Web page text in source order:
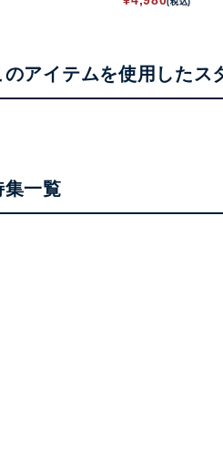
のアイテムを使用したス
集一覧